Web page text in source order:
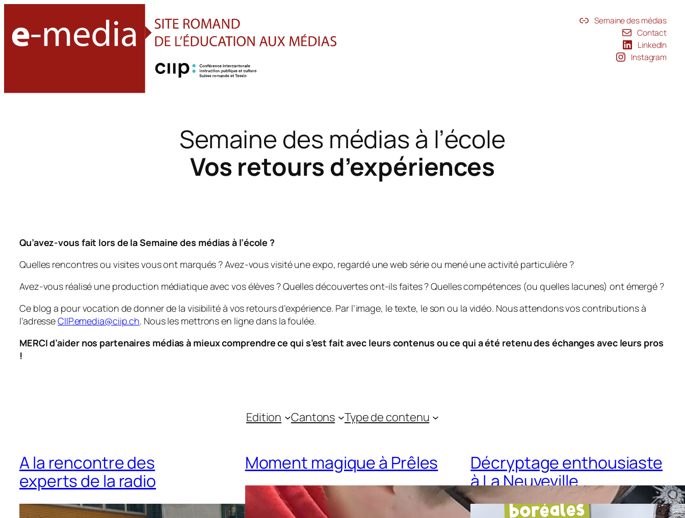
Semaine des médias
Contact
LinkedIn
Instagram
Semaine des médias à l’école
Vos retours d’expériences
Qu’avez-vous fait lors de la Semaine des médias à l’école ?
Quelles rencontres ou visites vous ont marqués ? Avez-vous visité une expo, regardé une web série ou mené une activité particulière ?
Avez-vous réalisé une production médiatique avec vos élèves ? Quelles découvertes ont-ils faites ? Quelles compétences (ou quelles lacunes) ont émergé ?
Ce blog a pour vocation de donner de la visibilité à vos retours d’expérience. Par l’image, le texte, le son ou la vidéo. Nous attendons vos contributions à
l’adresseCIIP.emedia@ciip.ch. Nous les mettrons en ligne dans la foulée.
MERCI d’aider nos partenaires médias à mieux comprendre ce qui s’est fait avec leurs contenus ou ce qui a été retenu des échanges avec leurs pros
!
Edition Cantons Type de contenu
A la rencontre des
experts de la radio
Moment magique à Prêles
Décryptage enthousiaste
à La Neuveville